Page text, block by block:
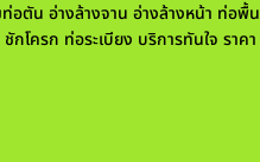
ท่อตัน อ่างล้างจาน อ่างล้างหน้า ท่อพื้น
กโครก ท่อระเบียง บริการทันใจ ราคา